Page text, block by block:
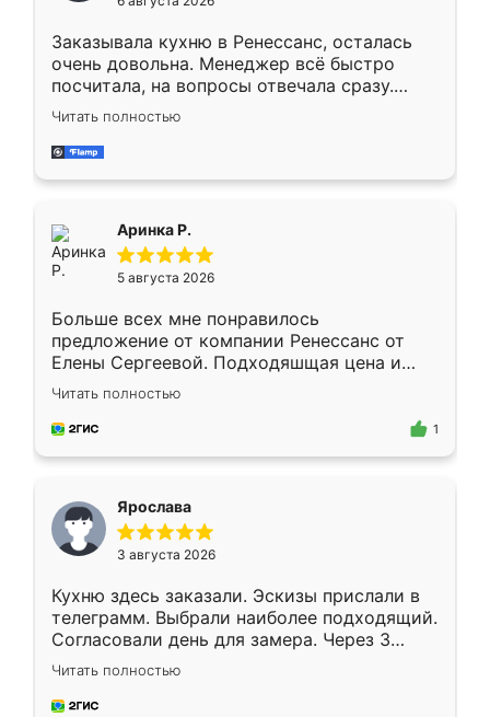
мебели буду заказывать только здесь.
Заказывала кухню в Ренессанс, осталась
очень довольна. Менеджер всё быстро
посчитала, на вопросы отвечала сразу.
Замерщик приехал в субботу, подошёл к
делу со всей ответственностью. Собрали
за день, ребята работали аккуратно, даже
Читать полностью
Аринка Р.
5 августа 2026
Больше всех мне понравилось
предложение от компании Ренессанс от
Елены Сергеевой. Подходяшщая цена и
короткие сроки изготовления. Приехавший
для замера сотрудник Владислав
предложил по моему эскизу самый
Читать полностью
1
Ярослава
3 августа 2026
Кухню здесь заказали. Эскизы прислали в
телеграмм. Выбрали наиболее подходящий.
Согласовали день для замера. Через 3
недели кухня была уже готова. Остались
довольны работой. Спасибо Ренессанс
мебель за качественную работу!
Читать полностью